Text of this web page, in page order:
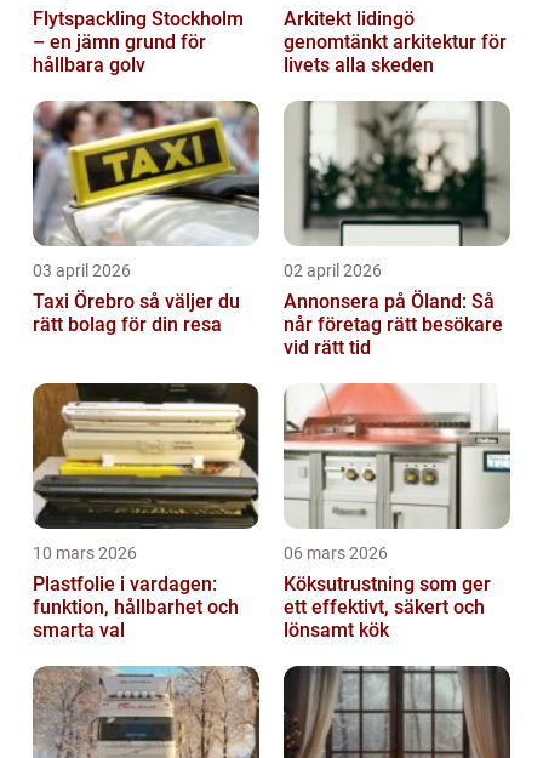
Flytspackling Stockholm
– en jämn grund för
hållbara golv
Arkitekt lidingö
genomtänkt arkitektur för
livets alla skeden
03 april 2026
Taxi Örebro så väljer du
rätt bolag för din resa
02 april 2026
Annonsera på Öland: Så
når företag rätt besökare
vid rätt tid
10 mars 2026
Plastfolie i vardagen:
funktion, hållbarhet och
smarta val
06 mars 2026
Köksutrustning som ger
ett effektivt, säkert och
lönsamt kök